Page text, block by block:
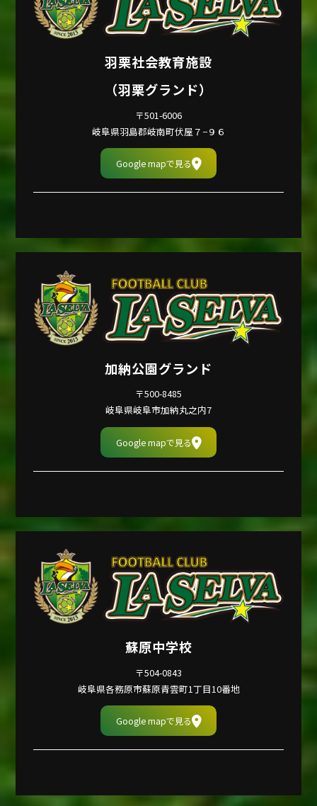
羽栗社会教育施設
（羽栗グランド）
〒501-6006
岐阜県羽島郡岐南町伏屋７−９６
Google mapで見る
加納公園グランド
〒500-8485
岐阜県岐阜市加納丸之内7
Google mapで見る
蘇原中学校
〒504-0843
岐阜県各務原市蘇原青雲町1丁目10番地
Google mapで見る